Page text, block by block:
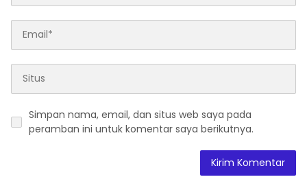
Simpan nama, email, dan situs web saya pada
peramban ini untuk komentar saya berikutnya.